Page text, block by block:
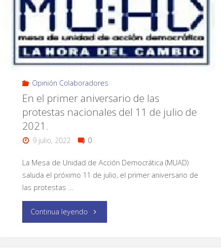
Opinión Colaboradores
En el primer aniversario de las
protestas nacionales del 11 de julio de
2021.
9 julio, 2022 0
La Mesa de Unidad de Acción Democrática (MUAD)
saluda el próximo 11 de julio, el primer aniversario de
las protestas …
Continua leyendo